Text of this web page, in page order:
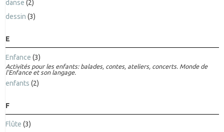
danse (2)
dessin (3)
E
Enfance (3)
Activités pour les enfants: balades, contes, ateliers, concerts. Monde de
l'Enfance et son langage.
enfants (2)
F
Flûte (3)